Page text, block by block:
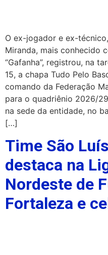
O ex-jogador e ex-
Miranda, mais conhecido
“Gafanha”, registrou, na
15, a chapa Tudo Pelo
comando da Federação
para o quadriênio 2026/
na sede da entidade, no
[…]
Time São
destaca na
Nordeste de
Fortaleza e